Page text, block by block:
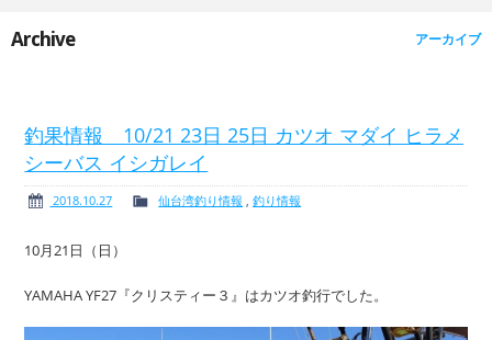
ボート免許
サービス案内 イベント情報
Archive アーカイブ
釣果情報 10/21 23日 25日 カツオ マダイ ヒラメ
シーバス イシガレイ
2018.10.27 仙台湾釣り情報 ,釣り情報
10月21日（日）
YAMAHA YF27『クリスティー３』はカツオ釣行でした。